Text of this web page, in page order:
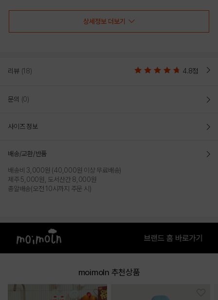
상세정보 더보기
리뷰 (18) 4.8점
문의 (0)
사이즈 정보
배송/교환/반품
배송비 3,000원 (40,000원 이상 무료배송)
제주 5,000원, 도서산간 8,000원
총알배송(오전 10시까지 주문 시)
moimoln 추천상품